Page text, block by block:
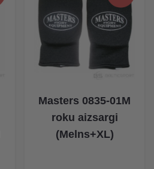
Masters 0835-01M
roku aizsargi
(Melns+XL)